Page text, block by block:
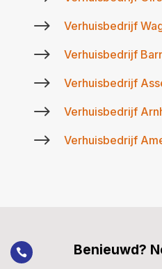
$ Verhuisbedrijf
$ Verhuisbedrijf
$ Verhuisbedrijf
$ Verhuisbedrijf
$ Verhuisbedrijf
 Benieuwd?